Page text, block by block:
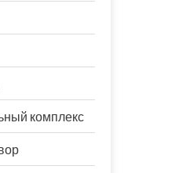
комплекс